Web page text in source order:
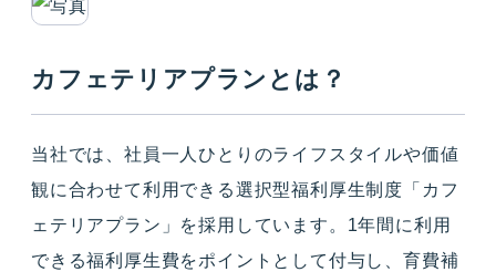
カフェテリアプランとは？
当社では、社員一人ひとりのライフスタイルや価値
観に合わせて利用できる選択型福利厚生制度「カフ
ェテリアプラン」を採用しています。1年間に利用
できる福利厚生費をポイントとして付与し、育費補